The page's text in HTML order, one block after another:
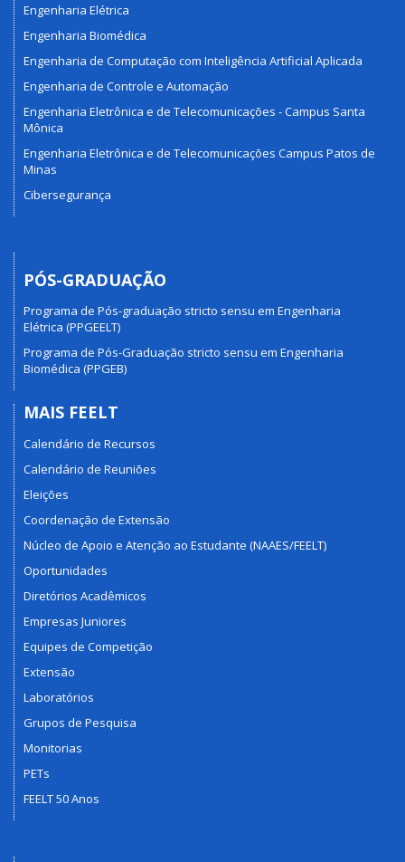
Engenharia Elétrica
Engenharia Biomédica
Engenharia de Computação com Inteligência Artificial Aplicada
Engenharia de Controle e Automação
Engenharia Eletrônica e de Telecomunicações - Campus Santa
Mônica
Engenharia Eletrônica e de Telecomunicações Campus Patos de
Minas
Cibersegurança
PÓS-GRADUAÇÃO
Programa de Pós-graduação stricto sensu em Engenharia
Elétrica (PPGEELT)
Programa de Pós-Graduação stricto sensu em Engenharia
Biomédica (PPGEB)
MAIS FEELT
Calendário de Recursos
Calendário de Reuniões
Eleições
Coordenação de Extensão
Núcleo de Apoio e Atenção ao Estudante (NAAES/FEELT)
Oportunidades
Diretórios Acadêmicos
Empresas Juniores
Equipes de Competição
Extensão
Laboratórios
Grupos de Pesquisa
Monitorias
PETs
FEELT 50 Anos